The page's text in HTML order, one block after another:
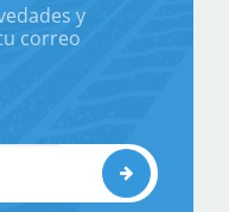
y
correo